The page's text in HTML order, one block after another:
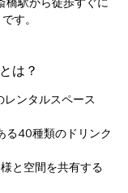
です。
とは？
レンタルスペース
る40種類のドリンク
と空間を共有する